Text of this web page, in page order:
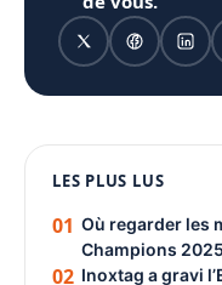
PUBLICITÉ
LES PLUS LUS
01 Où regarder les
Champions
02 Inoxtag a gravi